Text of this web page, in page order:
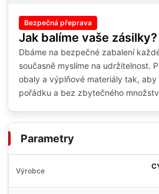
Bezpečná přeprava
Jak balíme vaše zásilky?
Dbáme na bezpečné zabalení
současně myslíme na udržitelnost.
obaly a výplňové materiály tak,
pořádku a bez zbytečného
Parametry
Výrobce